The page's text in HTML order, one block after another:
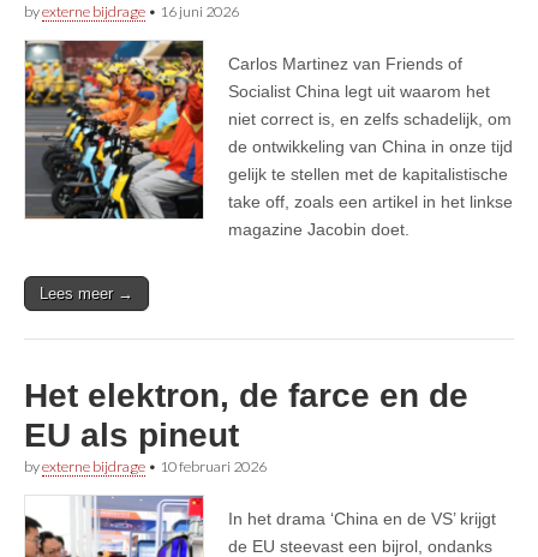
byexterne bijdrage • 16 juni 2026
Carlos Martinez van Friends of
Socialist China legt uit waarom het
niet correct is, en zelfs schadelijk, om
de ontwikkeling van China in onze tijd
gelijk te stellen met de kapitalistische
take off, zoals een artikel in het linkse
magazine Jacobin doet.
Lees meer →
Het elektron, de farce en de
EU als pineut
byexterne bijdrage • 10 februari 2026
In het drama ‘China en de VS’ krijgt
de EU steevast een bijrol, ondanks